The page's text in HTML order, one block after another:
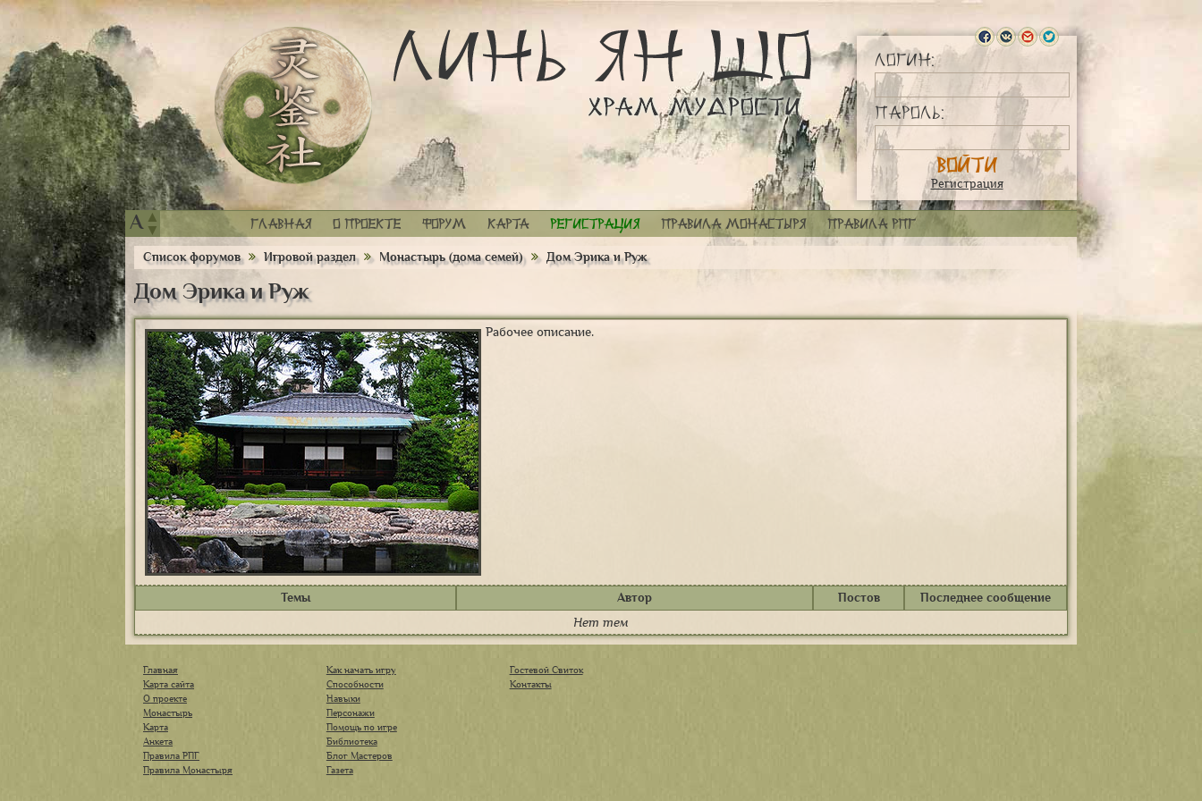
Логин:
Пароль:
Регистрация
A ▲
▼ Главная О проекте Форум Карта Регистрация Правила монастыря Правила РПГ
Список форумов Игровой раздел Монастырь (дома семей) Дом Эрика и Руж
Дом Эрика и Руж
Рабочее описание.
Темы Автор Постов Последнее сообщение
Нет тем
Главная
Карта сайта
О проекте
Монастырь
Карта
Анкета
Правила РПГ
Правила Монастыря
Как начать игру
Способности
Навыки
Персонажи
Помощь по игре
Библиотека
Блог Мастеров
Газета
Гостевой Свиток
Контакты